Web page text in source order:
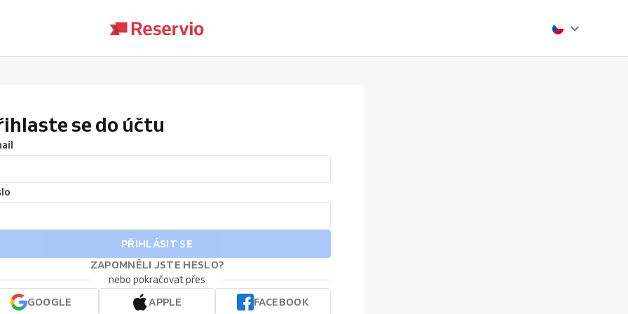
se do účtu
PŘIHLÁSIT SE
ZAPOMNĚLI JSTE HESLO?
nebo pokračovat přes
GOOGLE
APPLE FACEBOOK